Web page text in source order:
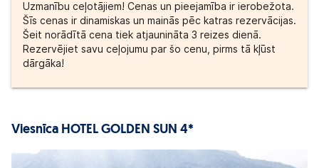
Uzmanību ceļotājiem! Cenas un pieejamība ir ierobežota.
Šīs cenas ir dinamiskas un mainās pēc katras rezervācijas.
Šeit norādītā cena tiek atjaunināta 3 reizes dienā.
Rezervējiet savu ceļojumu par šo cenu, pirms tā kļūst
dārgāka!
Viesnīca HOTEL GOLDEN SUN 4*